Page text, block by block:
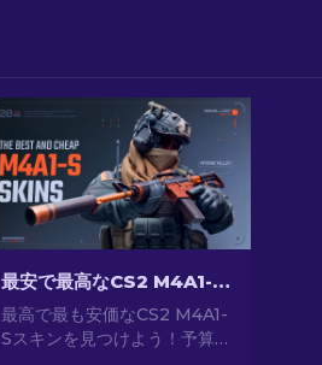
最安で最高なCS2 M4A1-Sスキン[2026]
最高で最も安価なCS2 M4A1-
Sスキンを見つけよう！予算